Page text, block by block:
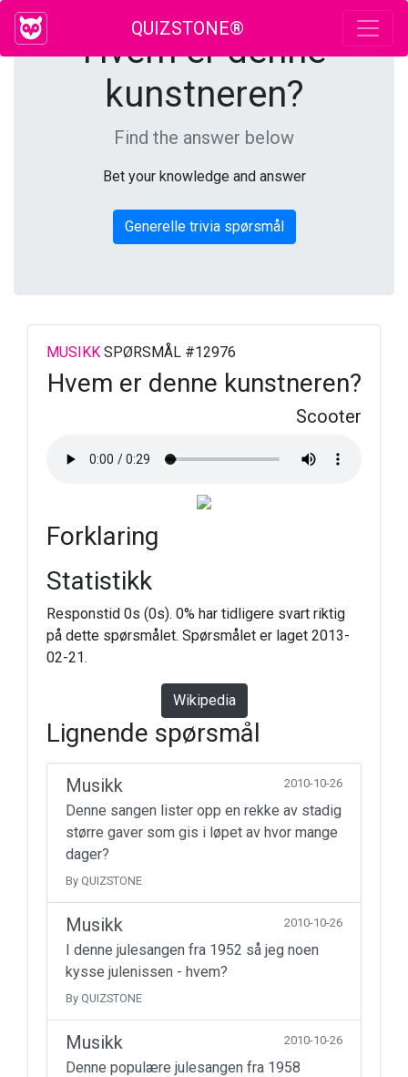
QUIZSTONE®
Hvem er denne
kunstneren?
Find the answer below
Bet your knowledge and answer
Generelle trivia spørsmål
MUSIKK SPØRSMÅL #12976
Hvem er denne kunstneren?
Scooter
Forklaring
Statistikk
Responstid 0s (0s). 0% har tidligere svart riktig
på dette spørsmålet. Spørsmålet er laget 2013-
02-21.
Wikipedia
Lignende spørsmål
Musikk 2010-10-26
Denne sangen lister opp en rekke av stadig
større gaver som gis i løpet av hvor mange
dager?
By QUIZSTONE
Musikk 2010-10-26
I denne julesangen fra 1952 så jeg noen
kysse julenissen - hvem?
By QUIZSTONE
Musikk 2010-10-26
Denne populære julesangen fra 1958